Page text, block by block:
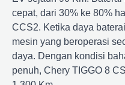
cepat, dari 30% ke 80%
CCS2. Ketika daya
mesin yang beroperasi
daya. Dengan kondisi
penuh, Chery TIGGO 8